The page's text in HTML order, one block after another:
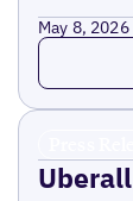
May 8, 2026
Read more